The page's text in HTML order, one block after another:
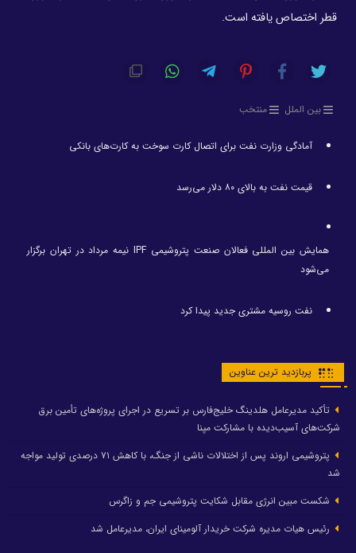
قطر اختصاص یافته است.
بین الملل منتخب
آمادگی وزارت نفت برای اتصال کارت سوخت به کارت‌های بانکی
قیمت نفت به بالای ۸۰ دلار می‌رسد
همایش بین المللی فعالان صنعت پتروشیمی IPF نیمه مرداد در تهران برگزار
می‌شود
نفت روسیه مشتری جدید پیدا کرد
پربازدید ترین عناوین
تأکید مدیرعامل هلدینگ خلیج‌فارس بر تسریع در اجرای پروژه‌های تأمین برق
شرکت‌های آسیب‌دیده با مشارکت مپنا
پتروشیمی اروند پس از اختلالات ناشی از جنگ، با کاهش ۷۱ درصدی تولید مواجه
شد
شکست مبین انرژی مقابل شکایت پتروشیمی جم و زاگرس
رئیس هیات مدیره شرکت خریدار آلومینای ایران، مدیرعامل شد